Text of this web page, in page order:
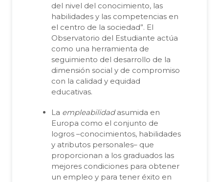
del nivel del conocimiento, las
habilidades y las competencias en
el centro de la sociedad”. El
Observatorio del Estudiante actúa
como una herramienta de
seguimiento del desarrollo de la
dimensión social y de compromiso
con la calidad y equidad
educativas.
La empleabilidadasumida en
Europa como el conjunto de
logros –conocimientos, habilidades
y atributos personales– que
proporcionan a los graduados las
mejores condiciones para obtener
un empleo y para tener éxito en